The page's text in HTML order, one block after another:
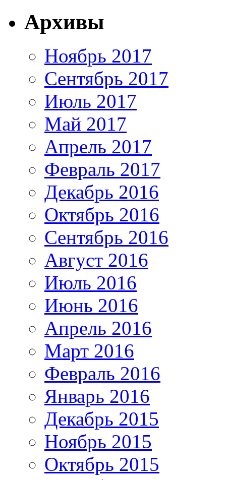
Архивы
Ноябрь 2017
Сентябрь 2017
Июль 2017
Май 2017
Апрель 2017
Февраль 2017
Декабрь 2016
Октябрь 2016
Сентябрь 2016
Август 2016
Июль 2016
Июнь 2016
Апрель 2016
Март 2016
Февраль 2016
Январь 2016
Декабрь 2015
Ноябрь 2015
Октябрь 2015